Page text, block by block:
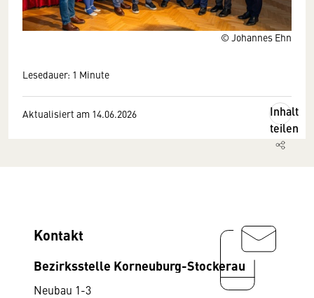
© Johannes Ehn
Lesedauer: 1 Minute
Aktualisiert am 14.06.2026
Inhalt
teilen
Kontakt
Bezirksstelle Korneuburg-Stockerau
Neubau 1-3